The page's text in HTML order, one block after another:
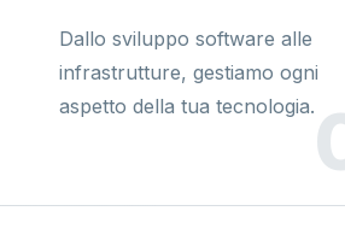
Dallo sviluppo software alle
infrastrutture, gestiamo ogni
aspetto della tua tecnologia.